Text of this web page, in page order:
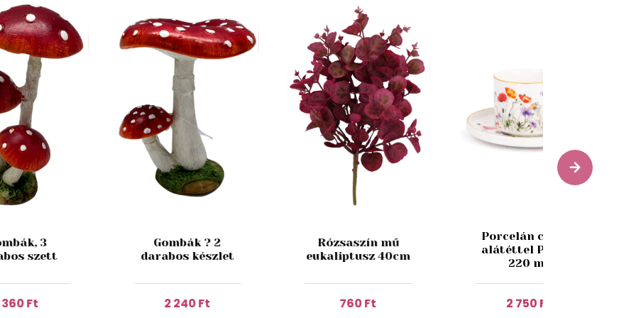
3
szett
360 Ft
Gombák ? 2
darabos készlet
2 240 Ft
Rózsaszín mű
eukaliptusz 40cm
760 Ft
Porcelán csésze
alátéttel Pipacs
220 ml
2 750 Ft